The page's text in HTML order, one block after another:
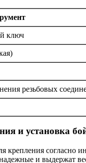
ключ
резьбовых
и установка
крепления согласно
и выдержат